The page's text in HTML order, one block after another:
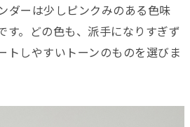
ダーは少しピンクみのある色味
す。どの色も、派手になりすぎず
トしやすいトーンのものを選びま